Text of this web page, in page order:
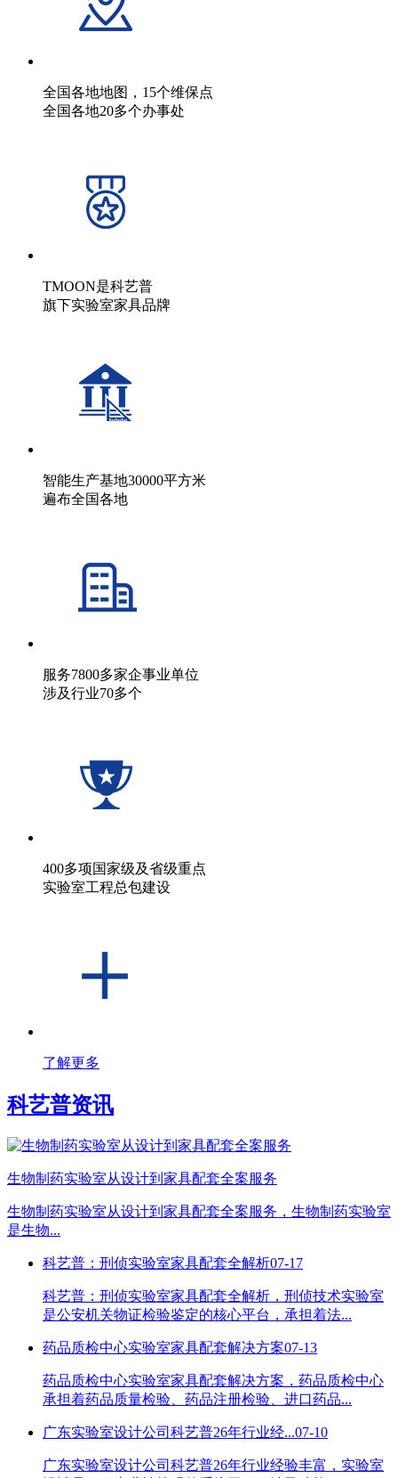
全国各地地图，15个维保点
全国各地20多个办事处
TMOON是科艺普
旗下实验室家具品牌
智能生产基地30000平方米
遍布全国各地
服务7800多家企事业单位
涉及行业70多个
400多项国家级及省级重点
实验室工程总包建设
了解更多
科艺普资讯
生物制药实验室从设计到家具配套全案服务
生物制药实验室从设计到家具配套全案服务，生物制药实验室
是生物...
科艺普：刑侦实验室家具配套全解析07-17
科艺普：刑侦实验室家具配套全解析，刑侦技术实验室
是公安机关物证检验鉴定的核心平台，承担着法...
药品质检中心实验室家具配套解决方案07-13
药品质检中心实验室家具配套解决方案，药品质检中心
承担着药品质量检验、药品注册检验、进口药品...
广东实验室设计公司科艺普26年行业经...07-10
广东实验室设计公司科艺普26年行业经验丰富，实验室